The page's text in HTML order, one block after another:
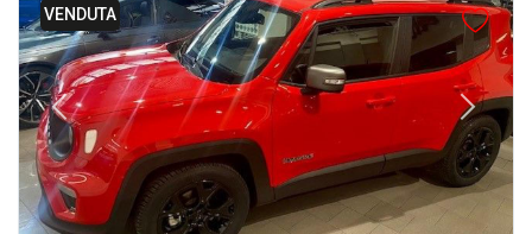
VENDUTA